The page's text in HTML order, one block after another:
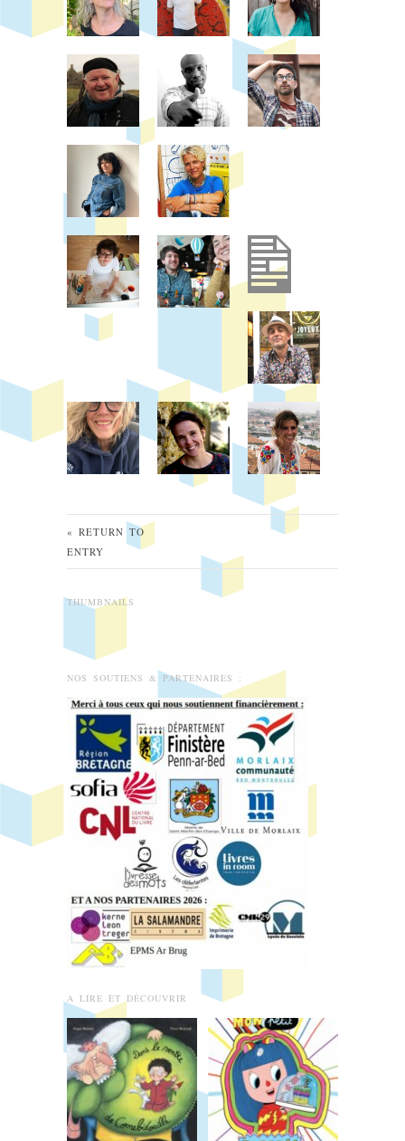
« RETURN TO
ENTRY
THUMBNAILS
NOS SOUTIENS & PARTENAIRES :
A LIRE ET DÉCOUVRIR